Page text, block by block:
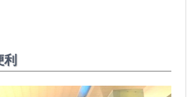
利